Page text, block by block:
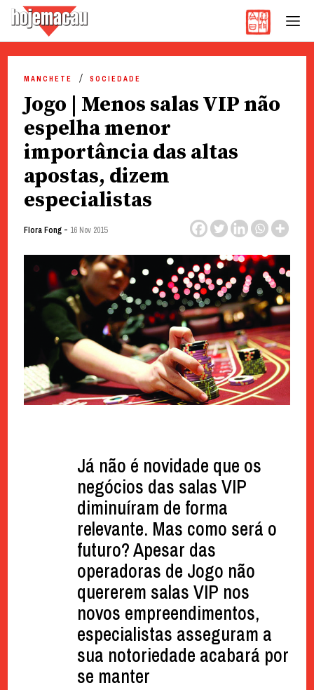
content
MANCHETE SOCIEDADE
Jogo | Menos salas VIP não
espelha menor
importância das altas
apostas, dizem
especialistas
Flora Fong- 16 Nov 2015
Já não é novidade que os
negócios das salas VIP
diminuíram de forma
relevante. Mas como será o
futuro? Apesar das
operadoras de Jogo não
quererem salas VIP nos
novos empreendimentos,
especialistas asseguram a
sua notoriedade acabará por
se manter